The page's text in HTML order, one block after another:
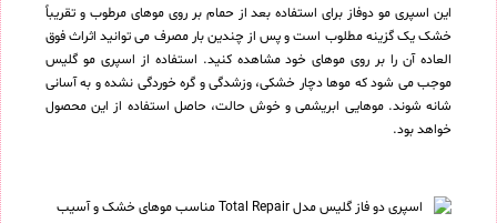
این اسپری مو دوفاز برای استفاده بعد از حمام بر روی موهای مرطوب و تقریباً
خشک یک گزینه مطلوب است و پس از چندین بار مصرف می توانید اثراث فوق
العاده آن را بر روی موهای خود مشاهده کنید. استفاده از اسپری مو گلیس
موجب می شود که موها دچار خشکی، وزشدگی و گره خوردگی نشده و به آسانی
شانه شوند. موهایی ابریشمی و خوش حالت، حاصل استفاده از این محصول
خواهد بود.